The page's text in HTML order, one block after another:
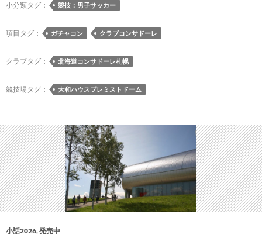
ク
ラ
ブ
コ
ン
サ
ド
小分類タグ： 競技：男子サッカー
項目タグ： ガチャコン クラブコンサドーレ
クラブタグ： 北海道コンサドーレ札幌
競技場タグ： 大和ハウスプレミストドーム
小話2026,発売中